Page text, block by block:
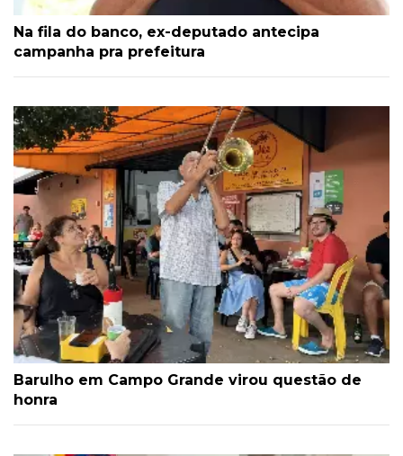
Na fila do banco, ex-deputado antecipa
campanha pra prefeitura
Barulho em Campo Grande virou questão de
honra